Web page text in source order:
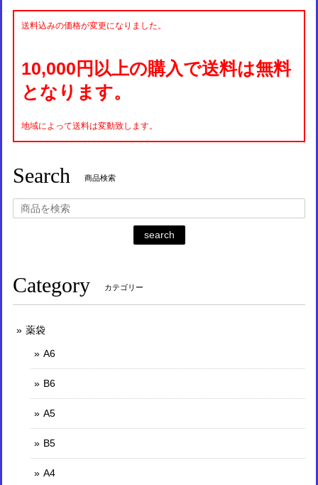
送料込みの価格が変更になりました。
10,000円以上の購入で送料は無料
となります。
地域によって送料は変動致します。
Search 商品検索
search
Category カテゴリー
薬袋
A6
B6
A5
B5
A4